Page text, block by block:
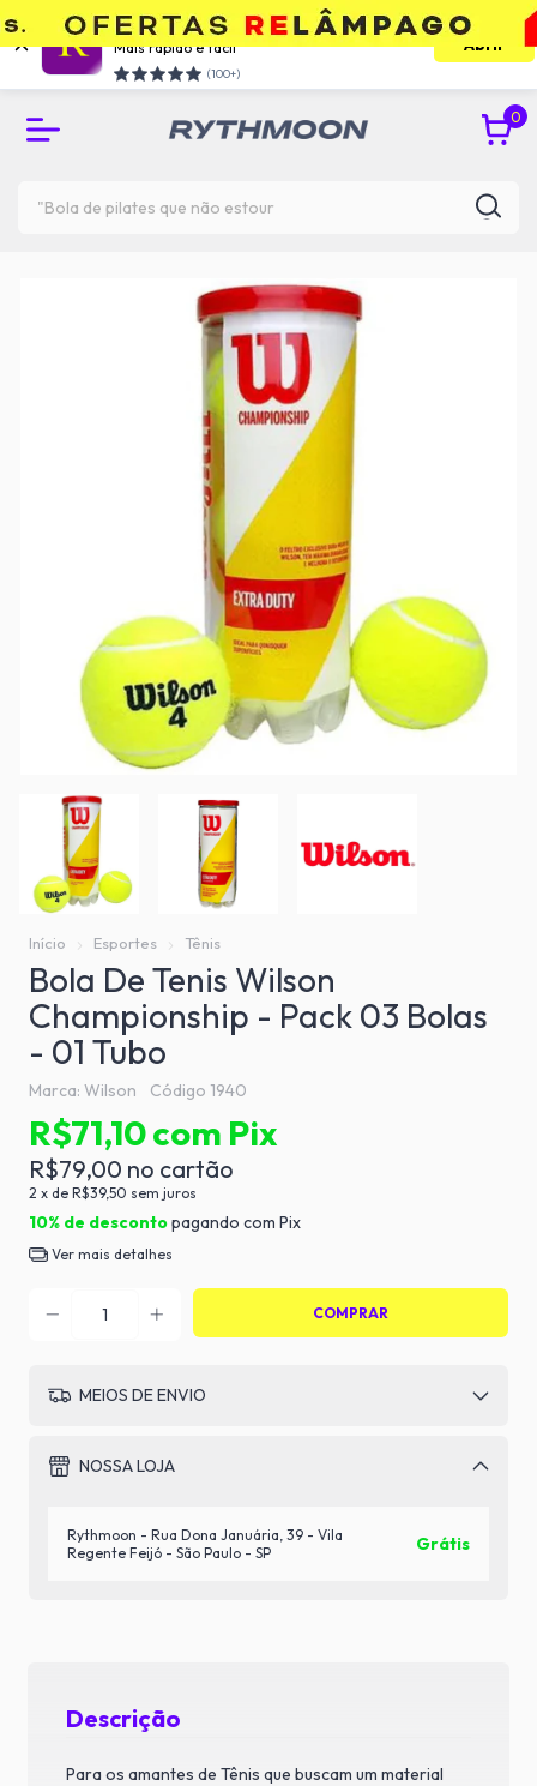
Use o app e economize
Mais rápido e facil
(100+)
Abrir
RETIRE GRÁTIS NA UNIDADE DO TATUAPÉ
0
Início Esportes Tênis
Bola De Tenis Wilson
Championship - Pack 03 Bolas
- 01 Tubo
Marca: Wilson Código 1940
R$79,00
R$71,10com Pix
2 x de R$39,50 sem juros
10% de descontopagando com Pix
Ver mais detalhes
MEIOS DE ENVIO
NOSSA LOJA
Rythmoon - Rua Dona Januária, 39 - Vila
Regente Feijó - São Paulo - SP
Grátis
Descrição
Para os amantes de Tênis que buscam um material